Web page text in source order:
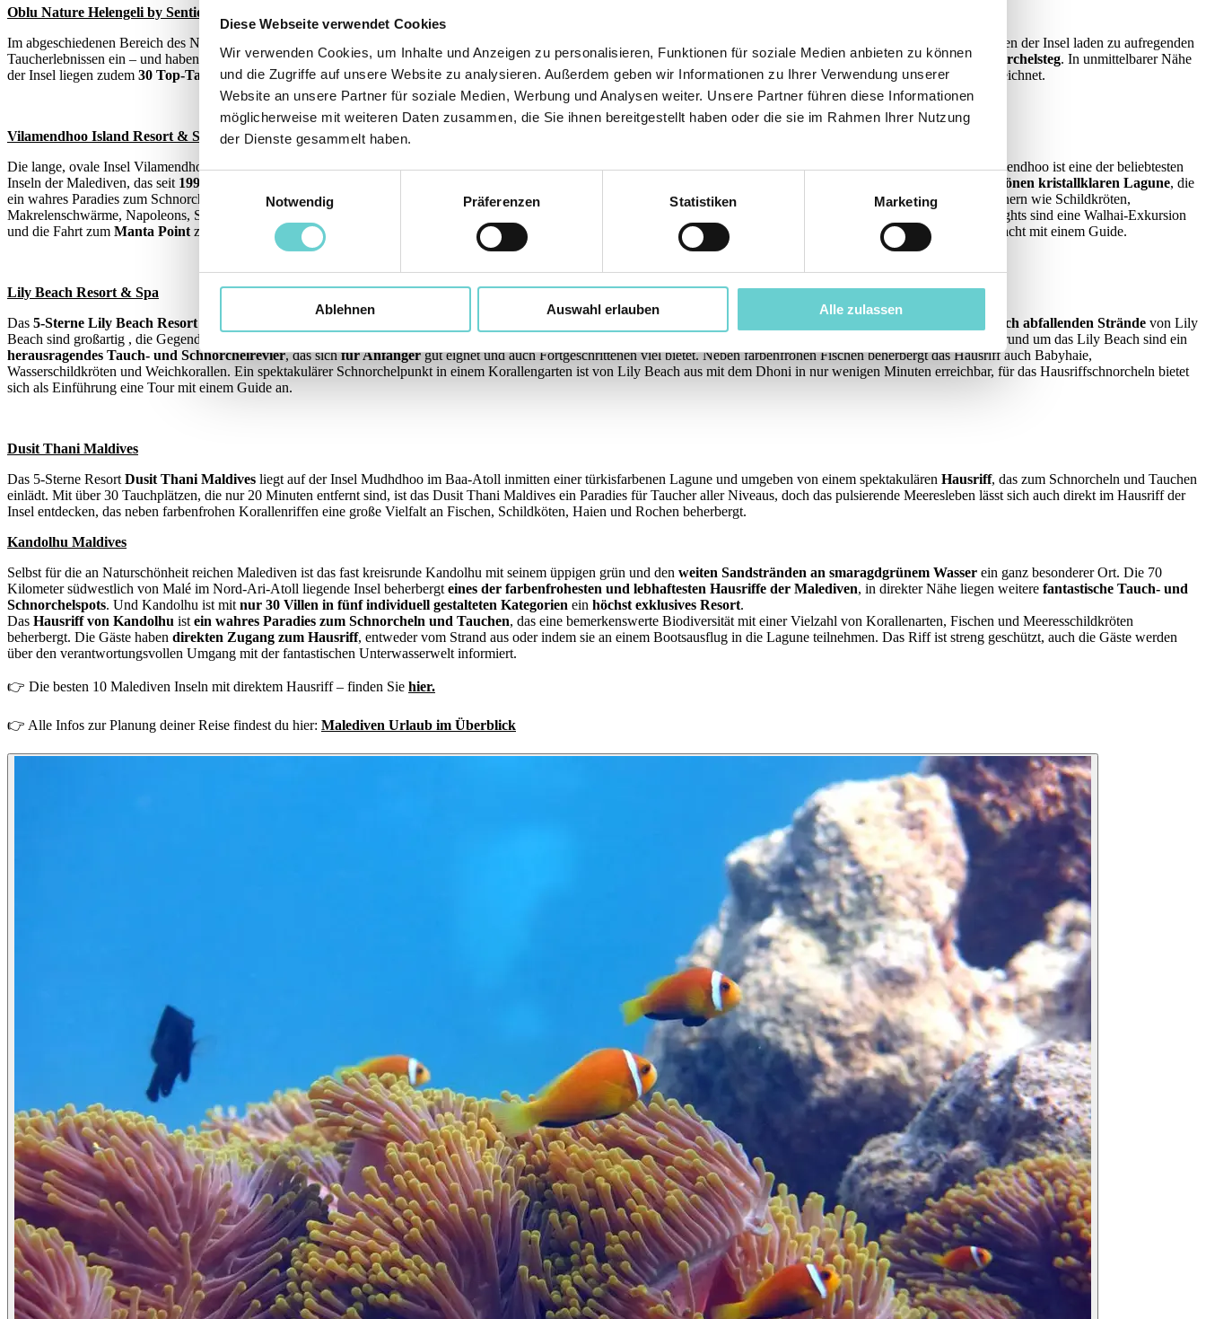
Diese Webseite verwendet Cookies
Wir verwenden Cookies, um Inhalte und Anzeigen zu personalisieren, Funktionen für soziale Medien anbieten zu können
und die Zugriffe auf unsere Website zu analysieren. Außerdem geben wir Informationen zu Ihrer Verwendung unserer
Website an unsere Partner für soziale Medien, Werbung und Analysen weiter. Unsere Partner führen diese Informationen
möglicherweise mit weiteren Daten zusammen, die Sie ihnen bereitgestellt haben oder die sie im Rahmen Ihrer Nutzung
der Dienste gesammelt haben.
Einwilligungsauswahl
Notwendig
Präferenzen Statistiken Marketing
Ablehnen Auswahl erlauben Alle zulassen
Oblu Nature Helengeli by Sentido
Im abgeschiedenen Bereich des Nord-Malé-Atolls liegt das Oblu Nature Helengeli, das
wurde. Zwei Kanäle auf beiden Seiten der Insel laden zu aufregenden
Taucherlebnissen ein – und haben den besonderen Effekt, dass das Hausriff von Meereslebewesen nur so wimmelt. Erreichbar ist das einzigartige Riff über einen eigenenSchnorchelsteg. In unmittelbarer Nähe
der Insel liegen zudem 30 Top-Tauchplätze,das Tauchgebiet ist weltberühmt. 2017 wurde das Resort von HolidyCheck mit dem zweiten Platz der Dive Travel Awards ausgezeichnet.
Vilamendhoo Island Resort & Spa
Die lange, ovale Insel Vilamendhoo imSüd-Ari-Atollistberühmt für ihr spektakuläres Hausriff, das nur wenige Meter vom weitläufigen Sandstrand entfernt verläuft. Vilamendhoo ist eine der beliebtesten
Inseln der Malediven, das seit 1994 wunderschönen kristallklaren Lagune, die
ein wahres Paradies zum Schnorcheln ist. DasHausriff, das nur 20 Meter von der Insel entfernt liegt, beheimatet in seinen Höhlen und Überhängen eine Fülle an Meeresbewohnern wie Schildkröten,
Makrelenschwärme, Napoleons, Schwarzspitzen-Riffhaie und Adlerrochen. Geführte
gehören hier unbedingt zum Ausflugsprogramm, Highlights sind eine Walhai-Exkursion
und die Fahrt zum Manta Pointzur Beobachtung von Mantarochen. Ein ganz besonderes Erlebnis bietet auch ein Tauch- oder Schnorchelausflug in die Unterwasserwelt bei Nacht mit einem Guide.
Lily Beach Resort & Spa
Das 5-Sterne Lily Beach Resort flach abfallenden Strände von Lily
Beach sind großartig , die Gegend ist ein
, und das Hausriff gehört zu den schönsten auf den Malediven. Die Korallenriffe rund um das Lily Beach sind ein
herausragendes Tauch- und Schnorchelrevier, das sichfür Anfängergut eignet und auch Fortgeschrittenen viel bietet. Neben farbenfrohen Fischen beherbergt das Hausriff auch Babyhaie,
Wasserschildkröten und Weichkorallen. Ein spektakulärer Schnorchelpunkt in einem Korallengarten ist von Lily Beach aus mit dem Dhoni in nur wenigen Minuten erreichbar, für das Hausriffschnorcheln bietet
sich als Einführung eine Tour mit einem Guide an.
Dusit Thani Maldives
Das 5-Sterne ResortDusit Thani Maldives liegt auf der Insel Mudhdhoo im Baa-Atoll inmitten einer türkisfarbenen Lagune und umgeben von einem spektakulären Hausriff, das zum Schnorcheln und Tauchen
einlädt. Mit über 30 Tauchplätzen, die nur 20 Minuten entfernt sind, ist das Dusit Thani Maldives ein Paradies für Taucher aller Niveaus, doch das pulsierende Meeresleben lässt sich auch direkt im Hausriff der
Insel entdecken, das neben farbenfrohen Korallenriffen eine große Vielfalt an Fischen, Schildköten, Haien und Rochen beherbergt.
Kandolhu Maldives
Selbst für die an Naturschönheit reichen Malediven ist das fast kreisrunde Kandolhu mit seinem üppigen grün und den weiten Sandstränden an smaragdgrünem Wasser ein ganz besonderer Ort. Die 70
Kilometer südwestlich von Malé im Nord-Ari-Atoll liegende Insel beherbergteines der farbenfrohesten und lebhaftesten Hausriffe der Malediven, in direkter Nähe liegen weitere fantastische Tauch- und
Schnorchelspots. Und Kandolhu ist mitnur 30 Villen in fünf individuell gestalteten Kategorien ein höchst exklusives Resort.
Das Hausriff von Kandolhu istein wahres Paradies zum Schnorcheln und Tauchen, das eine bemerkenswerte Biodiversität mit einer Vielzahl von Korallenarten, Fischen und Meeresschildkröten
beherbergt. Die Gäste haben direkten Zugang zum Hausriff, entweder vom Strand aus oder indem sie an einem Bootsausflug in die Lagune teilnehmen. Das Riff ist streng geschützt, auch die Gäste werden
über den verantwortungsvollen Umgang mit der fantastischen Unterwasserwelt informiert.
👉 Die besten 10 Malediven Inseln mit direktem Hausriff – finden Sie hier.
👉 Alle Infos zur Planung deiner Reise findest du hier: Malediven Urlaub im Überblick